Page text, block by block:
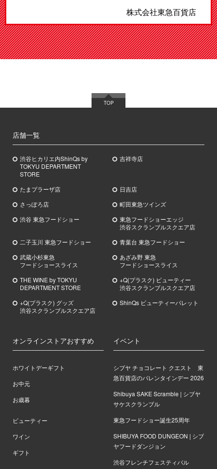
株式会社東急百貨店
TOP
店舗一覧
渋谷ヒカリエ内ShinQs by
TOKYU DEPARTMENT
STORE
吉祥寺店
たまプラーザ店
日吉店
さっぽろ店
町田東急ツインズ
渋谷 東急フードショー
東急フードショーエッジ
渋谷スクランブルスクエア店
二子玉川 東急フードショー
青葉台 東急フードショー
武蔵小杉東急
フードショースライス
あざみ野 東急
フードショースライス
THE WINE by TOKYU
DEPARTMENT STORE
+Q(プラスク) ビューティー
渋谷スクランブルスクエア店
+Q(プラスク) グッズ
渋谷スクランブルスクエア店
ShinQs ビューティーパレット
オンラインストアおすすめ
ホワイトデーギフト
お中元
お歳暮
ビューティー
ワイン
ギフト
イベント
シブヤ チョコレート クエスト 東
急百貨店のバレンタインデー 2026
Shibuya SAKE Scramble | シブヤ
サケスクランブル
東急フードショー誕生25周年
SHIBUYA FOOD DUNGEON | シブ
ヤフードダンジョン
渋谷フレンチフェスティバル